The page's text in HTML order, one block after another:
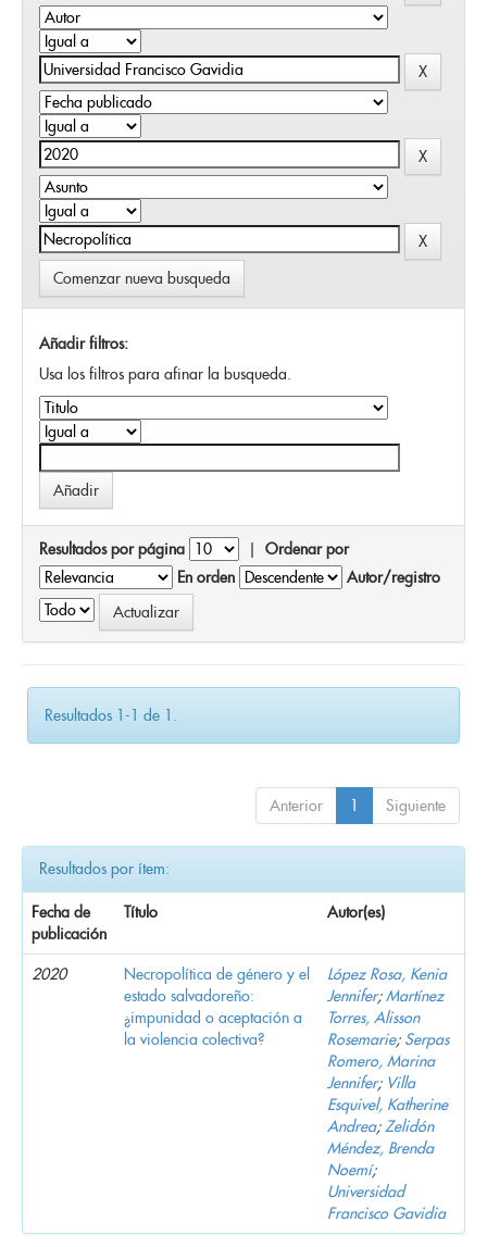
Comenzar nueva busqueda
Añadir filtros:
Usa los filtros para afinar la busqueda.
Resultados por página | Ordenar por
En orden
Autor/registro
Resultados 1-1 de 1.
Anterior 1 Siguiente
Resultados por ítem:
Fecha de
publicación
Título Autor(es)
2020
Necropolítica de género y el
estado salvadoreño:
¿impunidad o aceptación a
la violencia colectiva?
López Rosa, Kenia
Jennifer;Martínez
Torres, Alisson
Rosemarie; Serpas
Romero, Marina
Jennifer; Villa
Esquivel, Katherine
Andrea; Zelidón
Méndez, Brenda
Noemí;
Universidad
Francisco Gavidia